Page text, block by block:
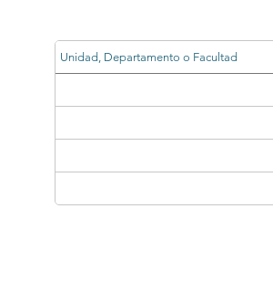
Unidad, Departamento o Facultad